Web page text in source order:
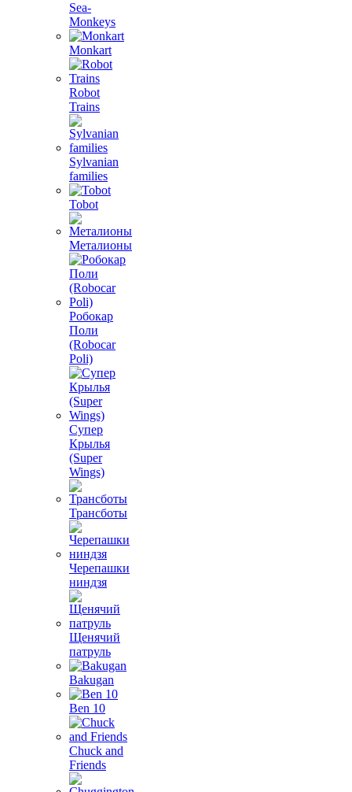
Sea-
Monkeys
Monkart
Robot
Trains
Sylvanian
families
Tobot
Металионы
Робокар
Поли
(Robocar
Poli)
Супер
Крылья
(Super
Wings)
Трансботы
Черепашки
ниндзя
Щенячий
патруль
Bakugan
Ben 10
Chuck and
Friends